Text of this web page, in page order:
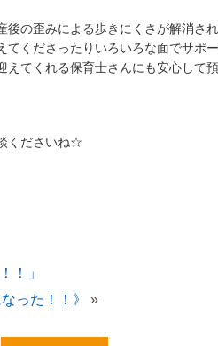
後の歪みによる歩きにくさが解消さ
くださったりいろいろな面でサポ
てくれる保育士さんにも安心して預
くださいね☆
！」
った！！》
»